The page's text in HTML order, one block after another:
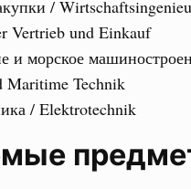
/
Vertrieb und Einkauf
и морское
Maritime Technik
/ Elektrotechnik